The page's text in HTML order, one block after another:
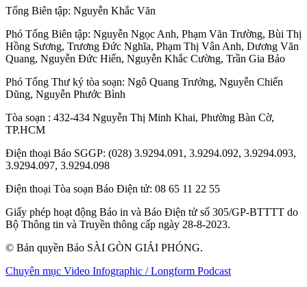
Tổng Biên tập: Nguyễn Khắc Văn
Phó Tổng Biên tập: Nguyễn Ngọc Anh, Phạm Văn Trường, Bùi Thị
Hồng Sương, Trương Đức Nghĩa, Phạm Thị Vân Anh, Dương Văn
Quang, Nguyễn Đức Hiển, Nguyễn Khắc Cường, Trần Gia Bảo
Phó Tổng Thư ký tòa soạn: Ngô Quang Trưởng, Nguyễn Chiến
Dũng, Nguyễn Phước Bình
Tòa soạn : 432-434 Nguyễn Thị Minh Khai, Phường Bàn Cờ,
TP.HCM
Điện thoại Báo SGGP: (028) 3.9294.091, 3.9294.092, 3.9294.093,
3.9294.097, 3.9294.098
Điện thoại Tòa soạn Báo Điện tử: 08 65 11 22 55
Giấy phép hoạt động Báo in và Báo Điện tử số 305/GP-BTTTT do
Bộ Thông tin và Truyền thông cấp ngày 28-8-2023.
© Bản quyền Báo SÀI GÒN GIẢI PHÓNG.
Chuyên mục Video Infographic / Longform Podcast